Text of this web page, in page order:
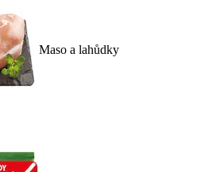
Maso a lahůdky